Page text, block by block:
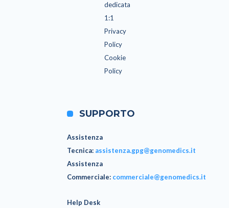
dedicata
1:1
Privacy
Policy
Cookie
Policy
SUPPORTO
Assistenza
Tecnica: assistenza.gpg@genomedics.it
Assistenza
Commerciale: commerciale@genomedics.it
Help Desk